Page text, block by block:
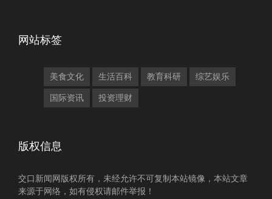
网站标签
美食文化 生活百科 教育科研 综艺娱乐
国际资讯 投资理财
版权信息
交口新闻网版权所有，未经允许不可复制本站镜像，本站文章
来源于网络，如有侵权请邮件举报！